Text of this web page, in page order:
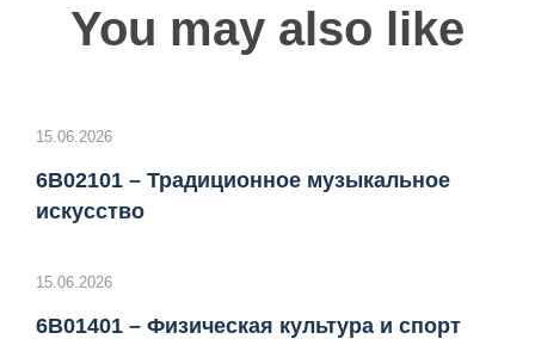
You may also like
15.06.2026
6B02101 – Традиционное музыкальное
искусство
15.06.2026
6B01401 – Физическая культура и спорт